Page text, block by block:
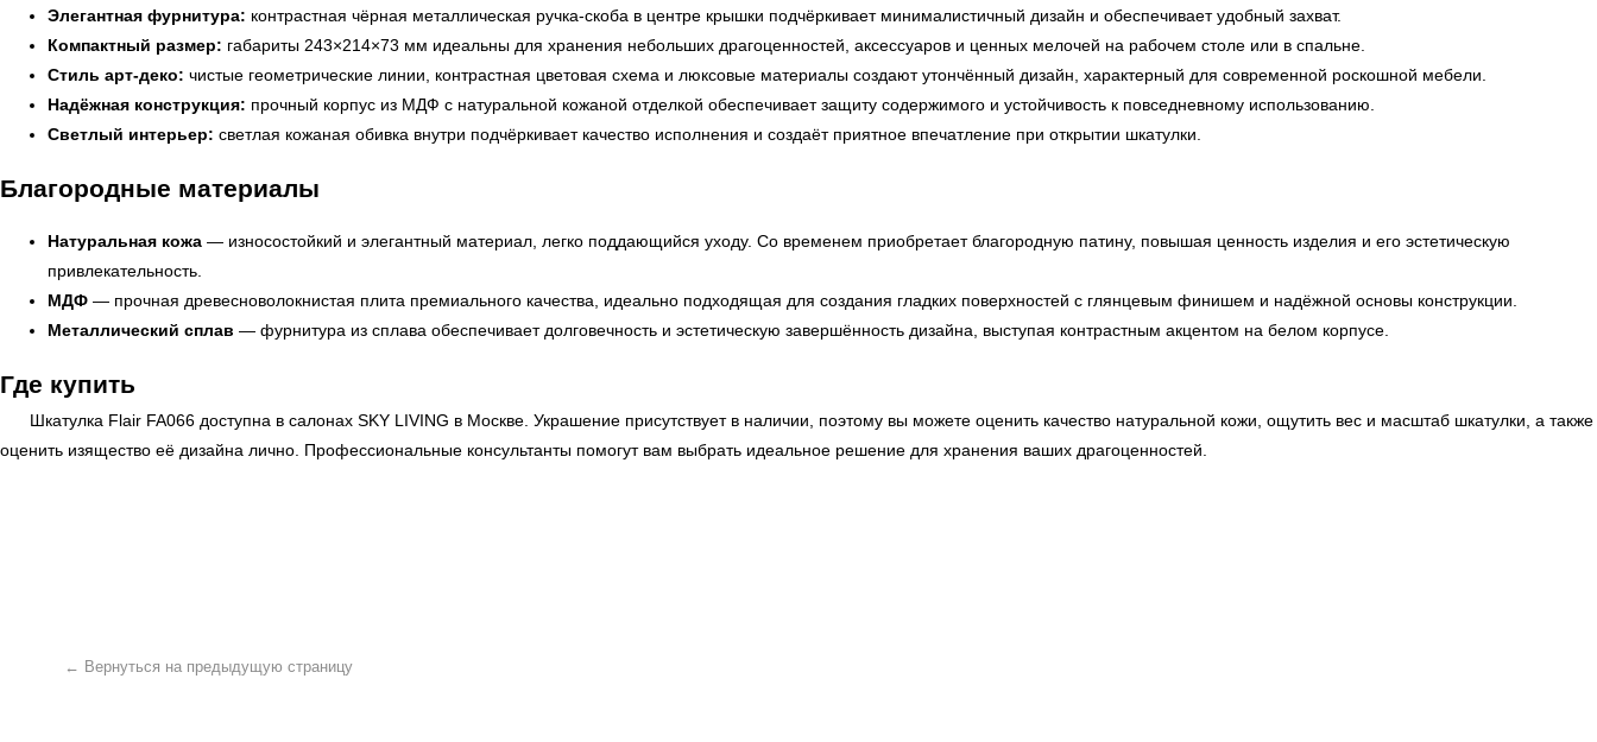
Элегантная фурнитура: контрастная чёрная металлическая ручка-скоба в центре крышки подчёркивает минималистичный дизайн и обеспечивает удобный захват.
Компактный размер: габариты 243×214×73 мм идеальны для хранения небольших драгоценностей, аксессуаров и ценных мелочей на рабочем столе или в спальне.
Стиль арт-деко: чистые геометрические линии, контрастная цветовая схема и люксовые материалы создают утончённый дизайн, характерный для современной роскошной мебели.
Надёжная конструкция: прочный корпус из МДФ с натуральной кожаной отделкой обеспечивает защиту содержимого и устойчивость к повседневному использованию.
Светлый интерьер: светлая кожаная обивка внутри подчёркивает качество исполнения и создаёт приятное впечатление при открытии шкатулки.
Благородные материалы
Натуральная кожа — износостойкий и элегантный материал, легко поддающийся уходу. Со временем приобретает благородную патину, повышая ценность изделия и его эстетическую
привлекательность.
МДФ — прочная древесноволокнистая плита премиального качества, идеально подходящая для создания гладких поверхностей с глянцевым финишем и надёжной основы конструкции.
Металлический сплав — фурнитура из сплава обеспечивает долговечность и эстетическую завершённость дизайна, выступая контрастным акцентом на белом корпусе.
Где купить
Шкатулка Flair FA066 доступна в салонах SKY LIVING в Москве. Украшение присутствует в наличии, поэтому вы можете оценить качество натуральной кожи, ощутить вес и масштаб шкатулки, а также
оценить изящество её дизайна лично. Профессиональные консультанты помогут вам выбрать идеальное решение для хранения ваших драгоценностей.